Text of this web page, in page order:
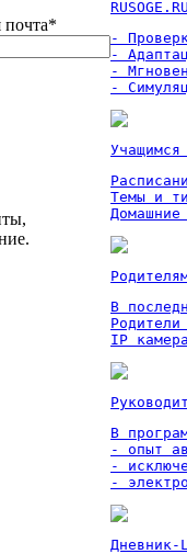
почта*
-
-
-
-
Темы и
Домашние
В
IP
В
- опыт
-
-
Дневник-